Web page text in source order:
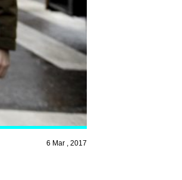
6 Mar , 2017